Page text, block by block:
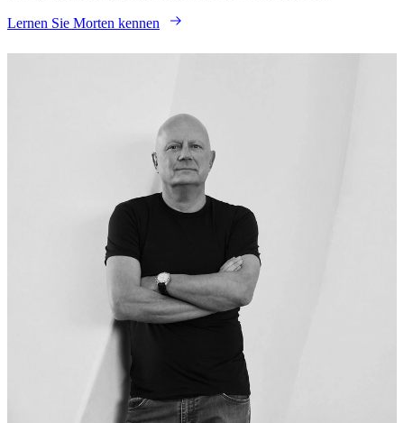
Lernen Sie Morten kennen